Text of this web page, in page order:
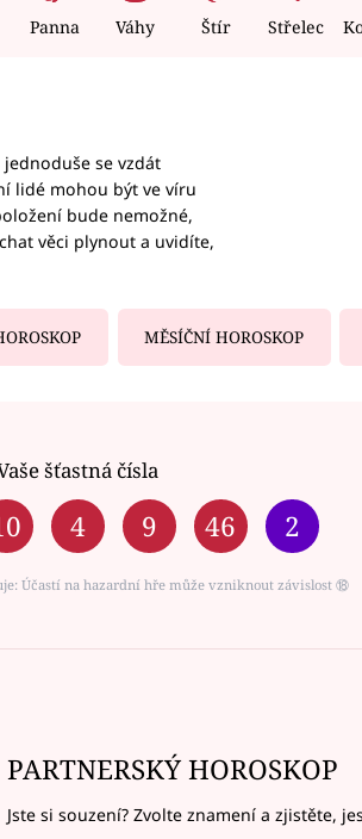
Panna Váhy Štír Střelec
se vzdát
lidé mohou být ve víru
bude nemožné,
věci plynout a uvidíte,
MĚSÍČNÍ HOROSKOP
šťastná čísla
4 9 46 2
Účastí na hazardní hře může vzniknout závislost ⑱
PARTNERSKÝ HOROSKOP
Jste si souzení? Zvolte znamení a zjistěte,